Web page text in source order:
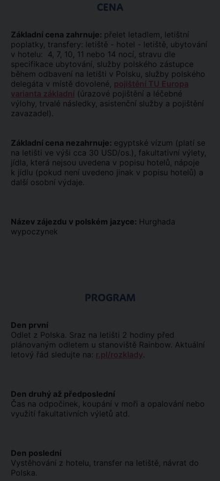
CENA
Základní cena zahrnuje: přelet letadlem, letištní
poplatky, transfery: letiště - hotel - letiště, ubytování
v hotelu: 4, 7, 10, 11 nebo 14 nocí, stravu dle
specifikace ubytování, služby polského zástupce
během odbavení na letišti v Polsku, služby polského
delegáta v místě dovolené, pojištění TU Europa
varianta základní (úrazové pojištění a léčebné
výlohy, trvalé následky, asistenční služby a pojištění
zavazadel).
Základní cena nezahrnuje: egyptské vízum (platí se
na letišti ve výši cca 30 USD/os.), fakultativní výlety,
jídla, která nejsou uvedena v popisu hotelů, nápoje
k jídlu (pokud není uvedeno jinak v popisu hotelů) a
další osobní výdaje.
Název zájezdu v polském jazyce: Hurghada
wypoczynek
PROGRAM
Den první
Odlet z Polska. Sraz na letišti 2 hodiny před
plánovaným odletem u stanoviště Rainbow. Aktuální
letový řád sledujte na: r.pl/rozklady.
Den druhý až předposlední
Čas na odpočinek, koupání v moři a opalování nebo
využití fakultativních výletů atd.
Den poslední
Vystěhování z hotelu, transfer na letiště, návrat do
Polska.